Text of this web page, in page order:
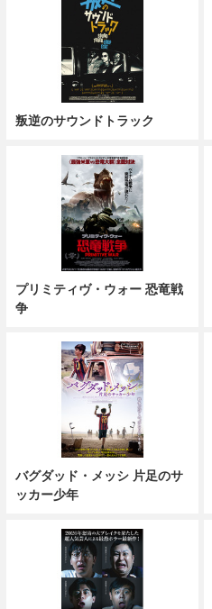
叛逆のサウンドトラック
プリミティヴ・ウォー 恐竜戦
争
バグダッド・メッシ 片足のサ
ッカー少年